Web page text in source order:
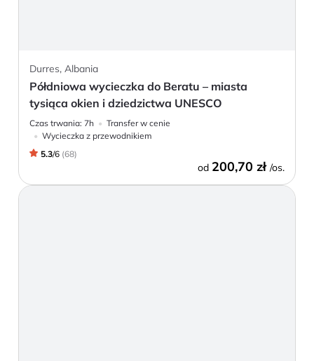
Durres, Albania
Półdniowa wycieczka do Beratu – miasta
tysiąca okien i dziedzictwa UNESCO
Czas trwania: 7h
Transfer w cenie
Wycieczka z przewodnikiem
5.3/6 (68)
od 200,70 zł /os.